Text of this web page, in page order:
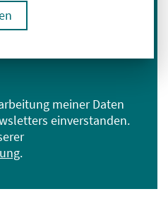
meiner Daten
einverstanden.
.